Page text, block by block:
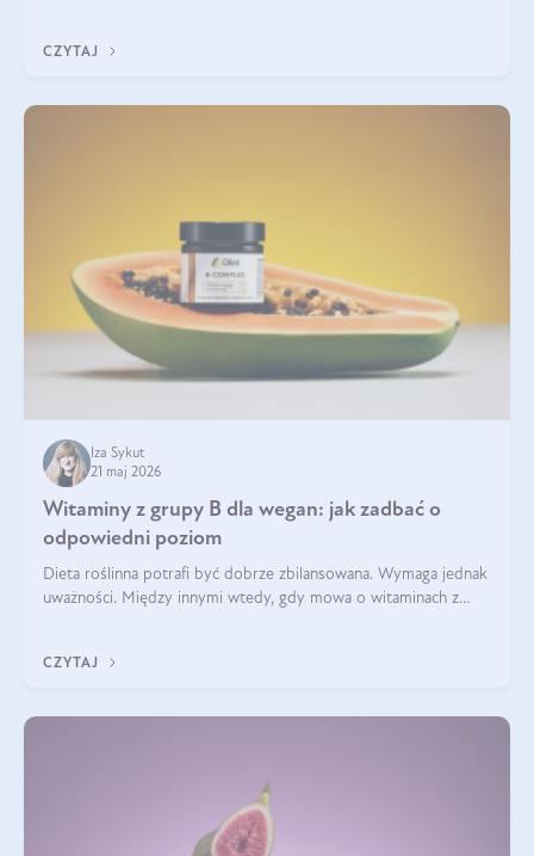
CZYTAJ
Iza Sykut
21 maj 2026
Witaminy z grupy B dla wegan: jak zadbać o
odpowiedni poziom
Dieta roślinna potrafi być dobrze zbilansowana. Wymaga jednak
uważności. Między innymi wtedy, gdy mowa o witaminach z
CZYTAJ